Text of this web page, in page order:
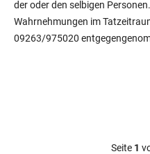
der oder den selbigen
Wahrnehmungen im
09263/975020
Seite 1